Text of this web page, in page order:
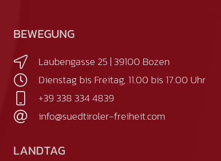
BEWEGUNG
Laubengasse 25 | 39100 Bozen
Dienstag bis Freitag, 11.00 bis 17.00 Uhr
+39 338 334 4839
info@suedtiroler-freiheit.com
LANDTAG